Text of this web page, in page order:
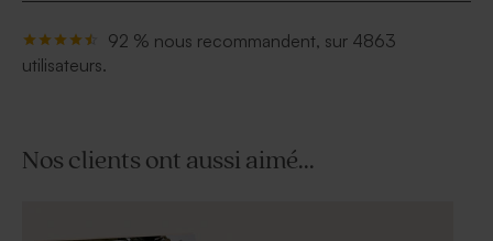
92 % nous recommandent, sur 4863
utilisateurs.
Nos clients ont aussi aimé...